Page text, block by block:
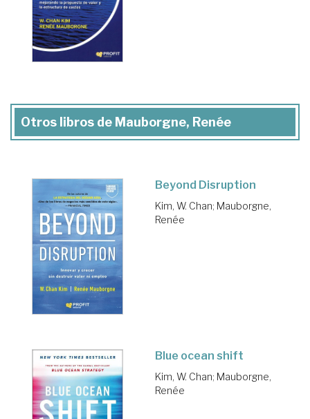
Otros libros de Mauborgne, Renée
Beyond Disruption
Kim, W. Chan; Mauborgne,
Renée
Blue ocean shift
Kim, W. Chan; Mauborgne,
Renée